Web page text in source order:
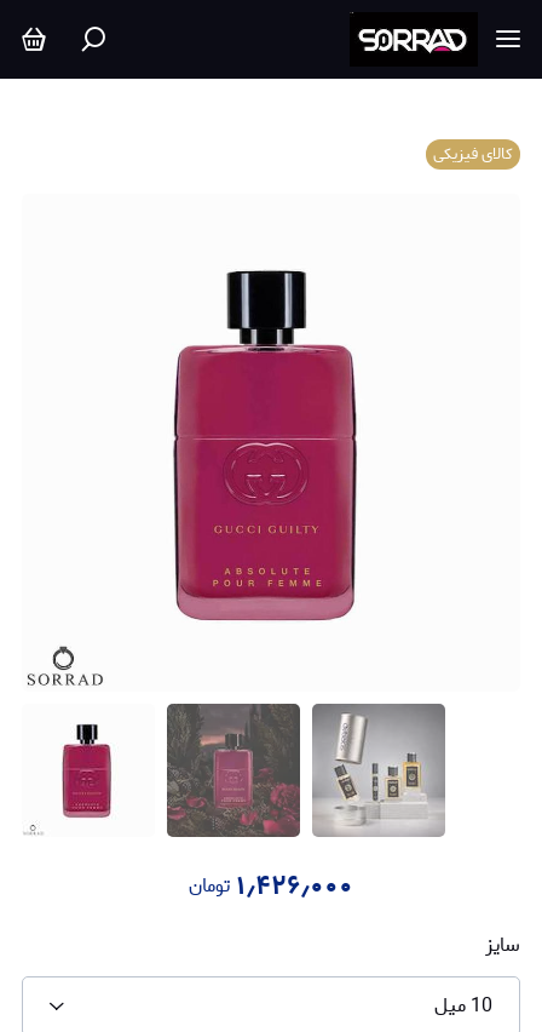
کالای فیزیکی
۱٫۴۲۶٫۰۰۰ تومان
سایز
10 میل